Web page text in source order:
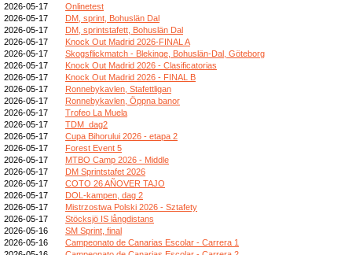
2026-05-17
Onlinetest
2026-05-17
DM, sprint, Bohuslän Dal
2026-05-17
DM, sprintstafett, Bohuslän Dal
2026-05-17
Knock Out Madrid 2026-FINAL A
2026-05-17
Skogsflickmatch - Blekinge, Bohuslän-Dal, Göteborg
2026-05-17
Knock Out Madrid 2026 - Clasificatorias
2026-05-17
Knock Out Madrid 2026 - FINAL B
2026-05-17
Ronnebykavlen, Stafettligan
2026-05-17
Ronnebykavlen, Öppna banor
2026-05-17
Trofeo La Muela
2026-05-17
TDM_dag2
2026-05-17
Cupa Bihorului 2026 - etapa 2
2026-05-17
Forest Event 5
2026-05-17
MTBO Camp 2026 - Middle
2026-05-17
DM Sprintstafet 2026
2026-05-17
COTO 26 AÑOVER TAJO
2026-05-17
DOL-kampen, dag 2
2026-05-17
Mistrzostwa Polski 2026 - Sztafety
2026-05-17
Stöcksjö IS långdistans
2026-05-16
SM Sprint, final
2026-05-16
Campeonato de Canarias Escolar - Carrera 1